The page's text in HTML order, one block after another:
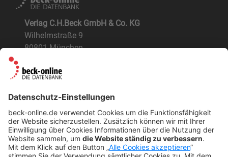
Verlag C.H.Beck GmbH & Co. KG
Wilhelmstraße 9
80801 München
Der Verlag
Nachhaltigkeit
NÜTZLICHES
FAQs
Tipps & Tricks
Newsletter